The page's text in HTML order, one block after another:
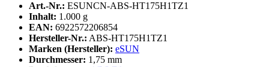
Art.-Nr.: ESUNCN-ABS-HT175H1TZ1
Inhalt: 1.000 g
EAN: 6922572206854
Hersteller-Nr.: ABS-HT175H1TZ1
Marken (Hersteller): eSUN
Durchmesser: 1,75 mm